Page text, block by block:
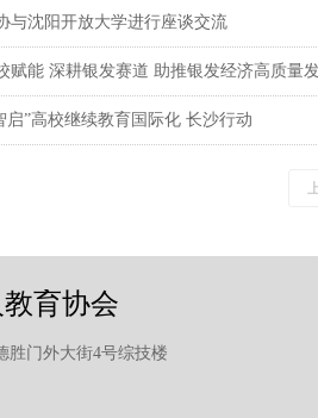
与沈阳开放大学进行座谈交流
赋能 深耕银发赛道 助推银发经济高质量
启”高校继续教育国际化 长沙行动
胜门外大街4号综技楼
育协会